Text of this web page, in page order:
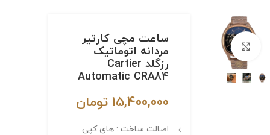
برای بزرگنمایی کلیک کنیدساعت مچی کارتیر
مردانه اتوماتیک
رزگلد Cartier
Automatic CRA84
15,400,000 تومان
اصالت ساخت : های کپی